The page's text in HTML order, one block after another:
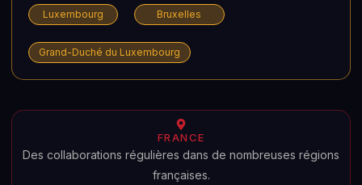
Luxembourg Bruxelles
Grand-Duché du Luxembourg
FRANCE
Des collaborations régulières dans de nombreuses régions
françaises.